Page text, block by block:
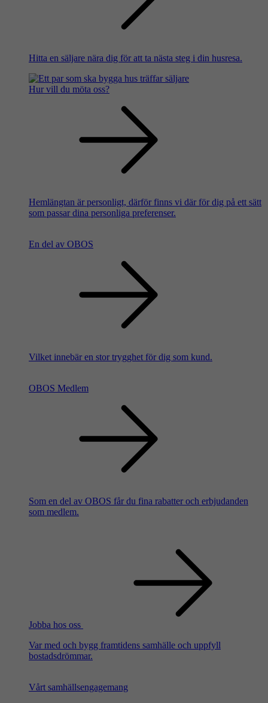
Hitta en säljare nära dig för att ta nästa steg i din husresa.
Hur vill du möta oss?
Hemlängtan är personligt, därför finns vi där för dig på ett sätt
som passar dina personliga preferenser.
En del av OBOS
Vilket innebär en stor trygghet för dig som kund.
OBOS Medlem
Som en del av OBOS får du fina rabatter och erbjudanden
som medlem.
Jobba hos oss
Var med och bygg framtidens samhälle och uppfyll
bostadsdrömmar.
Vårt samhällsengagemang